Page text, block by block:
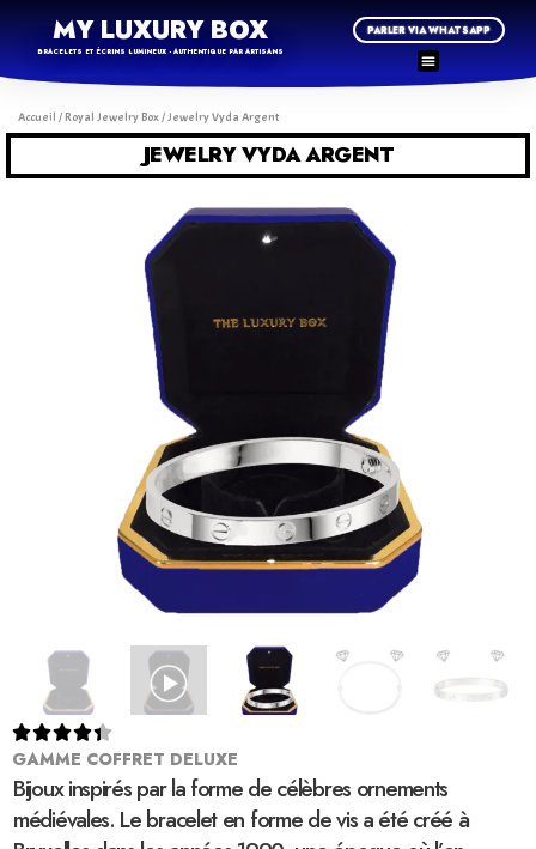
MY LUXURY BOX
BRACELETS ET ÉCRINS LUMINEUX - AUTHENTIQUE PAR ARTISANS
PARLER VIA WHATSAPP
Accueil / Royal Jewelry Box/ Jewelry Vyda Argent
JEWELRY VYDA ARGENT

GAMME COFFRET DELUXE
Bijoux inspirés par la forme de célèbres ornements
médiévales. Le bracelet en forme de vis a été créé à